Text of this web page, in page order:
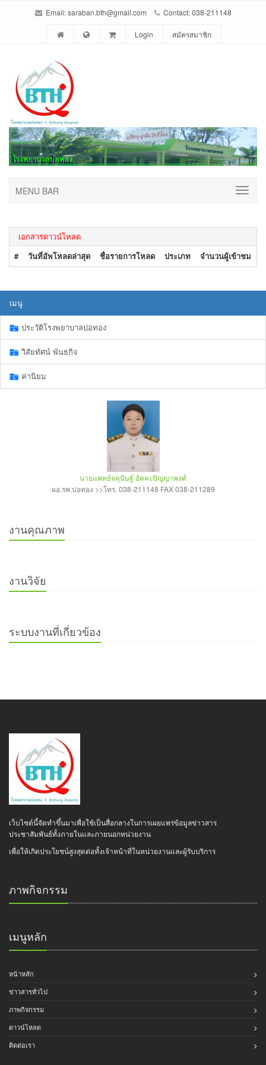
Email: saraban.bth@gmail.com Contact: 038-211148
Login สมัครสมาชิก
MENU BAR
เอกสารดาวน์โหลด
#
วันที่อัพโหลดล่าสุด ชื่อรายการโหลด ประเภท จำนวนผู้เข้าชม
เมนู
ประวัติโรงพยาบาลบ่อทอง
วิสัยทัศน์ พันธกิจ
ค่านิยม
นายแพทย์จตุนิษฐ์ อัคคะปัญญาพงศ์
ผอ.รพ.บ่อทอง >>โทร. 038-211148 FAX 038-211289
งานคุณภาพ
งานวิจัย
ระบบงานที่เกี่ยวข้อง
เว็บไซต์นี้จัดทำขึ้นมาเพื่อใช้เป็นสื่อกลางในการเผยแพร่ข้อมูลข่าวสาร
ประชาสัมพันธ์ทั้งภายในและภายนอกหน่วยงาน
เพื่อให้เกิดประโยชน์สูงสุดต่อทั้งเจ้าหน้าที่ในหน่วยงานและผู้รับบริการ
ภาพกิจกรรม
เมนูหลัก
หน้าหลัก
ข่าวสารทั่วไป
ภาพกิจกรรม
ดาวน์โหลด
ติดต่อเรา